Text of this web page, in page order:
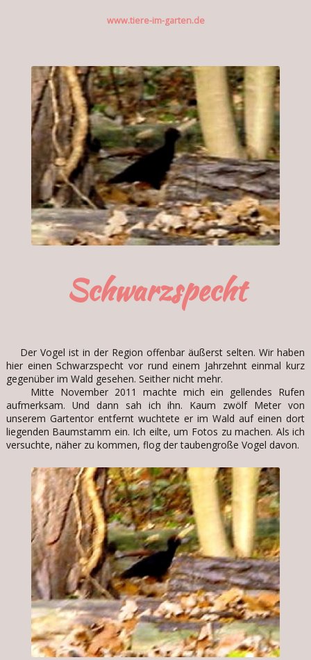
www.tiere-im-garten.de
Schwarzspecht
Der Vogel ist in der Region offenbar äußerst selten. Wir haben
hier einen Schwarzspecht vor rund einem Jahrzehnt einmal kurz
gegenüber im Wald gesehen. Seither nicht mehr.
Mitte November 2011 machte mich ein gellendes Rufen
aufmerksam. Und dann sah ich ihn. Kaum zwölf Meter von
unserem Gartentor entfernt wuchtete er im Wald auf einen dort
liegenden Baumstamm ein. Ich eilte, um Fotos zu machen. Als ich
versuchte, näher zu kommen, flog der taubengroße Vogel davon.